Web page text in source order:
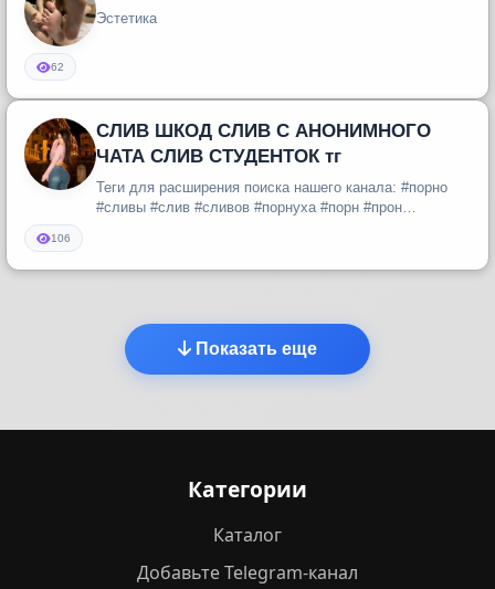
Эстетика
62
СЛИВ ШКОД СЛИВ С АНОНИМНОГО
ЧАТА СЛИВ СТУДЕНТОК тг
Теги для расширения поиска нашего канала: #порно
#сливы #слив #сливов #порнуха #порн #прон
106
Показать еще
Категории
Каталог
Добавьте Telegram-канал